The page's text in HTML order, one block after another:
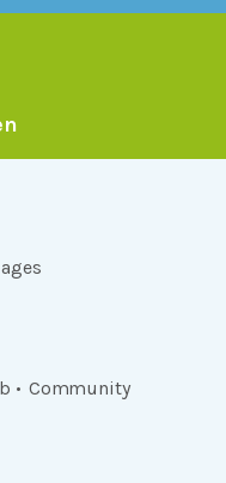
Community